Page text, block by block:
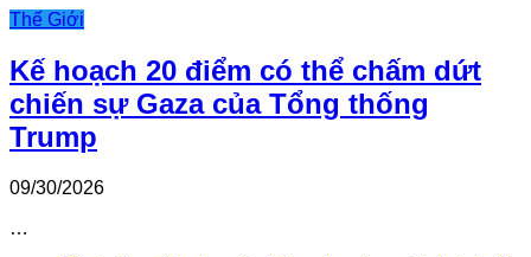
Thế Giới
Kế hoạch 20 điểm có thể chấm dứt
chiến sự Gaza của Tổng thống
Trump
09/30/2026
…